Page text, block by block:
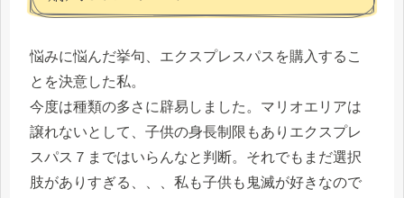
悩みに悩んだ挙句、エクスプレスパスを購入するこ
とを決意した私。
今度は種類の多さに辟易しました。マリオエリアは
譲れないとして、子供の身長制限もありエクスプレ
スパス７まではいらんなと判断。それでもまだ選択
肢がありすぎる、、、私も子供も鬼滅が好きなので